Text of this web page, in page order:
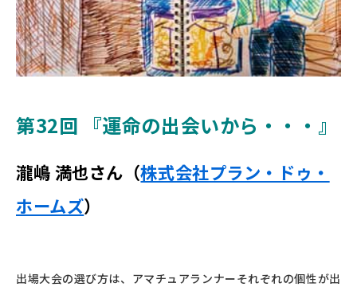
第32回 『運命の出会いから・・・』
瀧嶋 満也さん（株式会社プラン・ドゥ・
ホームズ）
出場大会の選び方は、アマチュアランナーそれぞれの個性が出